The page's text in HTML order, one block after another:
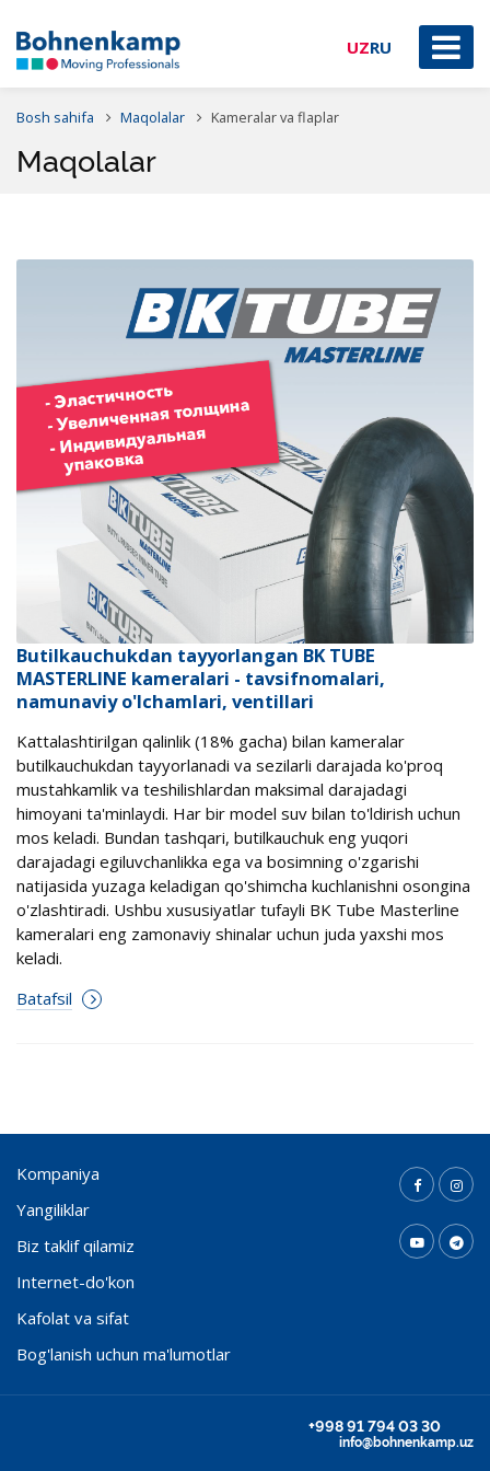
UZRU
Bosh sahifa Maqolalar Kameralar va flaplar
Maqolalar
Butilkauchukdan tayyorlangan BK TUBE
MASTERLINE kameralari - tavsifnomalari,
namunaviy o'lchamlari, ventillari
Kattalashtirilgan qalinlik (18% gacha) bilan kameralar
butilkauchukdan tayyorlanadi va sezilarli darajada ko'proq
mustahkamlik va teshilishlardan maksimal darajadagi
himoyani ta'minlaydi. Har bir model suv bilan to'ldirish uchun
mos keladi. Bundan tashqari, butilkauchuk eng yuqori
darajadagi egiluvchanlikka ega va bosimning o'zgarishi
natijasida yuzaga keladigan qo'shimcha kuchlanishni osongina
o'zlashtiradi. Ushbu xususiyatlar tufayli BK Tube Masterline
kameralari eng zamonaviy shinalar uchun juda yaxshi mos
keladi.
Batafsil
Kompaniya
Yangiliklar
Biz taklif qilamiz
Internet-do'kon
Kafolat va sifat
Bog'lanish uchun ma'lumotlar
+998 91 794 03 30
info@bohnenkamp.uz